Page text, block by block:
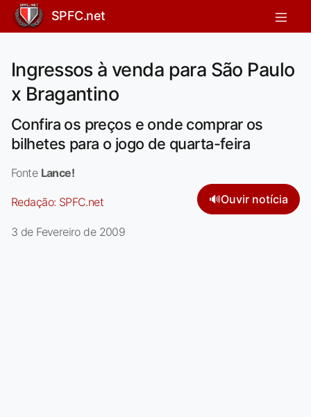
SPFC.net
Ingressos à venda para São Paulo
x Bragantino
Confira os preços e onde comprar os
bilhetes para o jogo de quarta-feira
Fonte Lance!
Redação: SPFC.net 🔊Ouvir notícia
3 de Fevereiro de 2009